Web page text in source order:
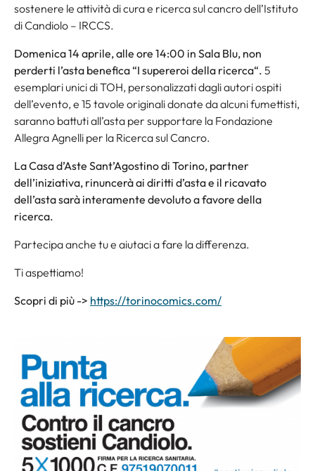
sostenere le attività di cura e ricerca sul cancro dell’Istituto
di Candiolo – IRCCS.
Domenica 14 aprile, alle ore 14:00 in Sala Blu, non
perderti l’asta benefica “I supereroi della ricerca“. 5
esemplari unici di TOH, personalizzati dagli autori ospiti
dell’evento, e 15 tavole originali donate da alcuni fumettisti,
saranno battuti all’asta per supportare la Fondazione
Allegra Agnelli per la Ricerca sul Cancro.
La Casa d’Aste Sant’Agostino di Torino, partner
dell’iniziativa, rinuncerà ai diritti d’asta e il ricavato
dell’asta sarà interamente devoluto a favore della
ricerca.
Partecipa anche tu e aiutaci a fare la differenza.
Ti aspettiamo!
Scopri di più -> https://torinocomics.com/